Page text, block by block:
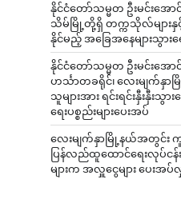
နိုင်ငံတော်သမ္မတ ဦးမင်းအေ
သိမ်မြို့တို့ရှိ တက္ကသိုလ်များနှ
နိုင်မည့် အခြေအနေများသွာ
နိုင်ငံတော်သမ္မတ ဦးမင်းအေ
ဟင်္သာတခရိုင်၊ လေးမျက်နှ
သူများအား ရင်းရင်းနှီးနှီး
ရေးပစ္စည်းများပေးအပ်
လေးမျက်နှာမြို့နယ်အတွင်
ပြန်လည်ထူထောင်ရေးလုပ်င
များက အလှူငွေများ ပေးအပ်လှူ